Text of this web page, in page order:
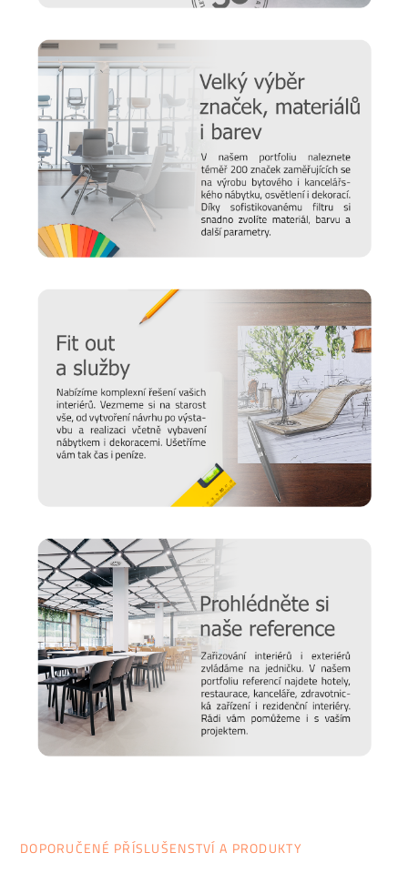
Prodlužte životnost nábytku
víme, že důležitou roli v jeho odolnosti hraje správná údržba,
připravili jsme pro vás několik
tipů a doporučení , jak se
starat o různé typy povrchu a čemu se naopak vyvarovat >>
péče o nábytek
Nový časopis o designu
Hledáte inspiraci do nového domova a potřebujete poradit,
jak vybrat židli, stůl, postel nebo třeba matraci? Nebo vás
zajímají trendy v bydlení a chcete mít vždy ty nejčerstvější
kterém najdete každý den novou dávku inspirace.
DOPORUČENÉ PŘÍSLUŠENSTVÍ A PRODUKTY